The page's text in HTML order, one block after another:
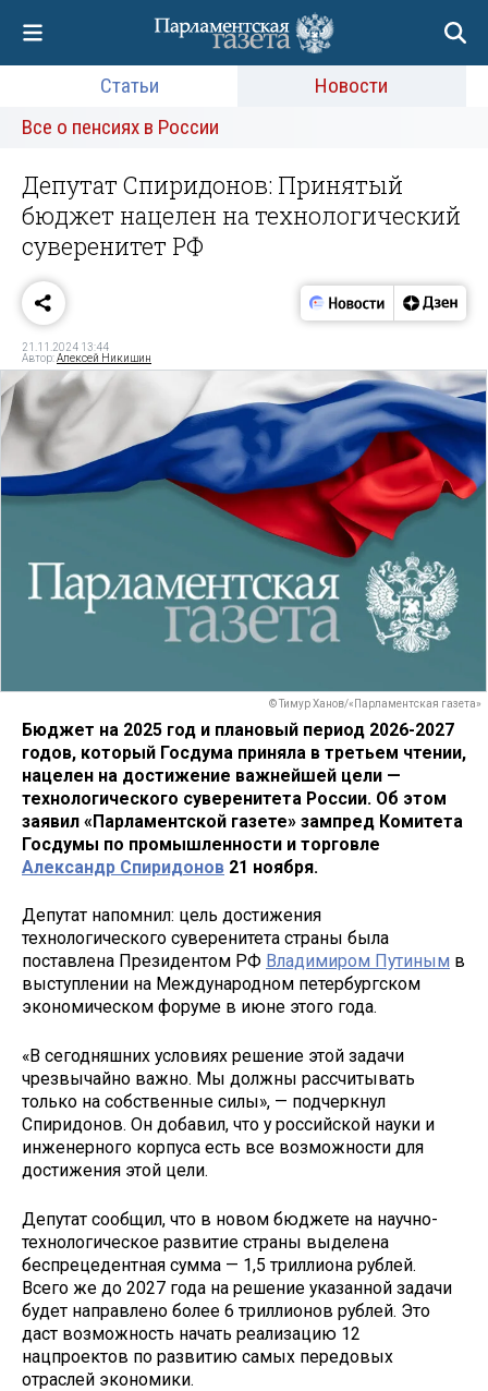
Статьи
Новости
Все о пенсиях в России
Депутат Спиридонов: Принятый
бюджет нацелен на технологический
суверенитет РФ
21.11.2024 13:44
Автор:Алексей Никишин
© Тимур Ханов/«Парламентская газета»
Бюджет на 2025 год и плановый период 2026-2027
годов, который Госдума приняла в третьем чтении,
нацелен на достижение важнейшей цели —
технологического суверенитета России. Об этом
заявил «Парламентской газете» зампред Комитета
Госдумы по промышленности и торговле
Александр Спиридонов 21 ноября.
Депутат напомнил: цель достижения
технологического суверенитета страны была
поставлена Президентом РФ Владимиром Путиным в
выступлении на Международном петербургском
экономическом форуме в июне этого года.
«В сегодняшних условиях решение этой задачи
чрезвычайно важно. Мы должны рассчитывать
только на собственные силы», — подчеркнул
Спиридонов. Он добавил, что у российской науки и
инженерного корпуса есть все возможности для
достижения этой цели.
Депутат сообщил, что в новом бюджете на научно-
технологическое развитие страны выделена
беспрецедентная сумма — 1,5 триллиона рублей.
Всего же до 2027 года на решение указанной задачи
будет направлено более 6 триллионов рублей. Это
даст возможность начать реализацию 12
нацпроектов по развитию самых передовых
отраслей экономики.